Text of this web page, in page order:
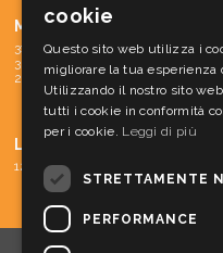
MACCHINE
31 - PARTI DI RICAMBIO E
30 - MATERIALE CONS. MACCH.
29 - MACCHINE
LINEA CORTESIA
12 - LINEA CORTESIA
cookie
Questo sito web utilizza i
migliorare la tua esperienza
Utilizzando il nostro sito
tutti i cookie in conformità
per i cookie. Leggi di più
STRETTAMENTE
PERFORMANCE